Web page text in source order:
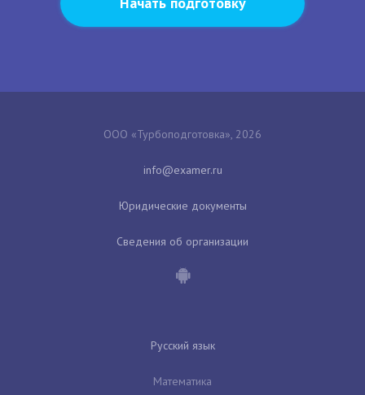
ООО «Турбоподготовка», 2026
Юридические документы
Сведения об организации
Русский язык
Математика